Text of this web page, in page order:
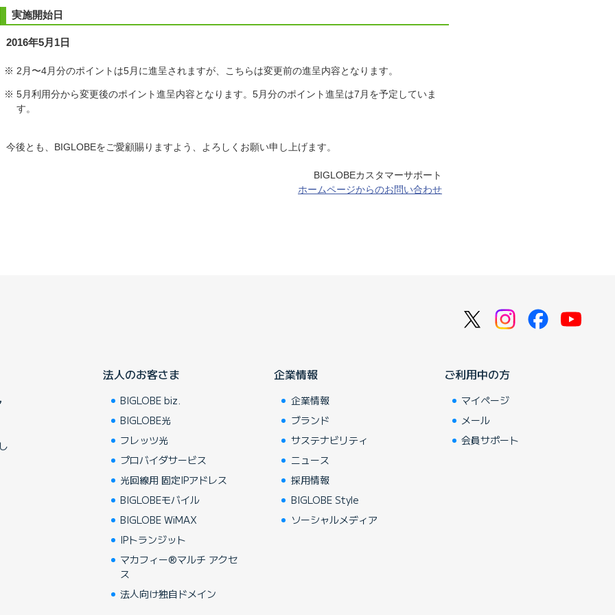
実施開始日
2016年5月1日
※ 2月〜4月分のポイントは5月に進呈されますが、こちらは変更前の進呈内容となります。
※ 5月利用分から変更後のポイント進呈内容となります。5月分のポイント進呈は7月を予定していま
す。
今後とも、BIGLOBEをご愛顧賜りますよう、よろしくお願い申し上げます。
BIGLOBEカスタマーサポート
ホームページからのお問い合わせ
法人のお客さま
BIGLOBE biz.
BIGLOBE光
フレッツ光
プロバイダサービス
光回線用 固定IPアドレス
BIGLOBEモバイル
BIGLOBE WiMAX
IPトランジット
マカフィー®マルチ アクセ
ス
法人向け独自ドメイン
企業情報
企業情報
ブランド
サステナビリティ
ニュース
採用情報
BIGLOBE Style
ソーシャルメディア
ご利用中の方
マイページ
メール
会員サポート